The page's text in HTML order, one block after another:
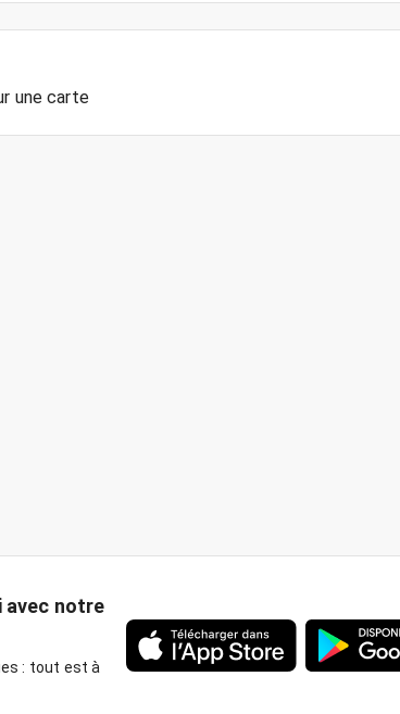
une carte
avec notre
: tout est à